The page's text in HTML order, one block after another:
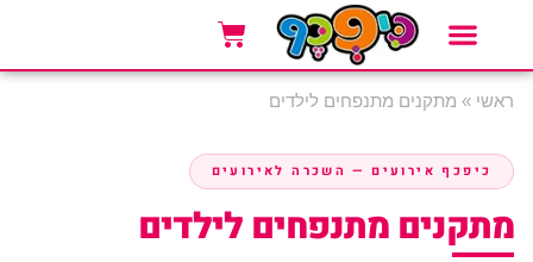
מתנפחים לילדים
— השכרה לאירועים
מתנפחים לילדים